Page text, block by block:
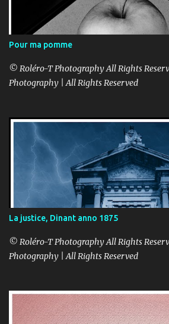
Pour ma pomme
© Roléro-T Photography All Rights
Photography | All Rights Reserved
La justice, Dinant anno 1875
© Roléro-T Photography All Rights
Photography | All Rights Reserved